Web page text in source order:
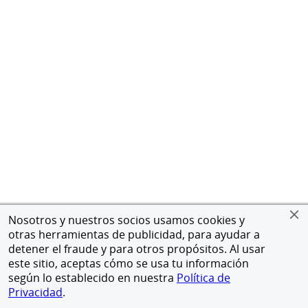
Nosotros y nuestros socios usamos cookies y
otras herramientas de publicidad, para ayudar a
detener el fraude y para otros propósitos. Al usar
este sitio, aceptas cómo se usa tu información
según lo establecido en nuestra Política de
Privacidad.